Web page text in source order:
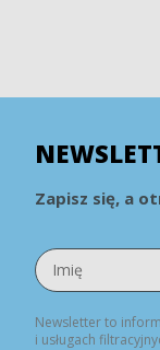
Zapisz się, a
Newsletter to
i usługach